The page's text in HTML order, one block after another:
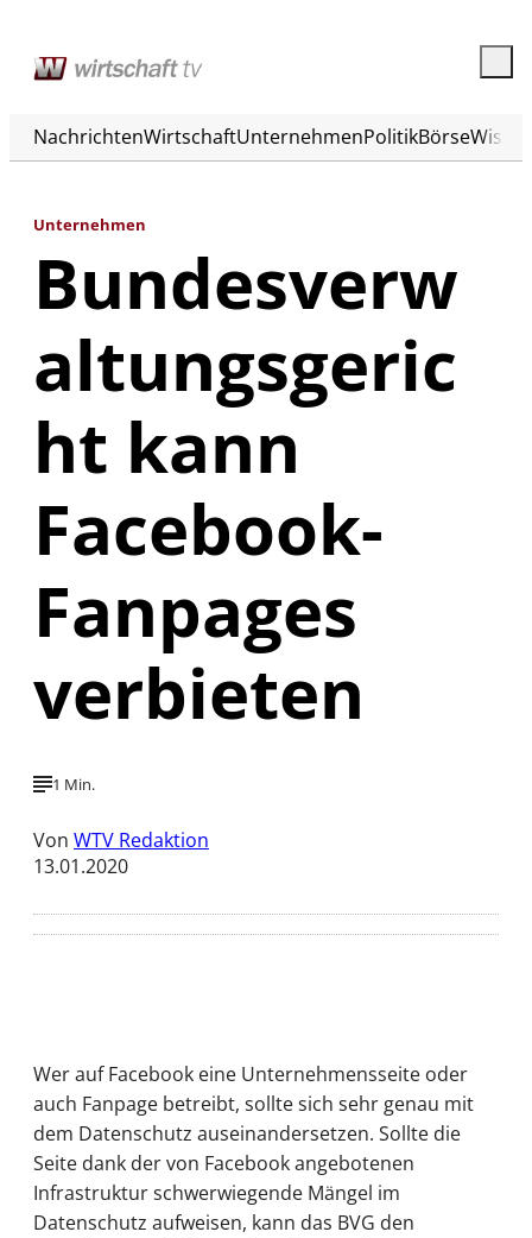
NachrichtenWirtschaftUnternehmenPolitikBörse
Unternehmen
Bundesverw
altungsgeric
ht kann
Facebook-
Fanpages
verbieten
1 Min.
Von WTV Redaktion
13.01.2020
Wer auf Facebook eine Unternehmensseite oder
auch Fanpage betreibt, sollte sich sehr genau mit
dem Datenschutz auseinandersetzen. Sollte die
Seite dank der von Facebook angebotenen
Infrastruktur schwerwiegende Mängel im
Datenschutz aufweisen, kann das BVG den